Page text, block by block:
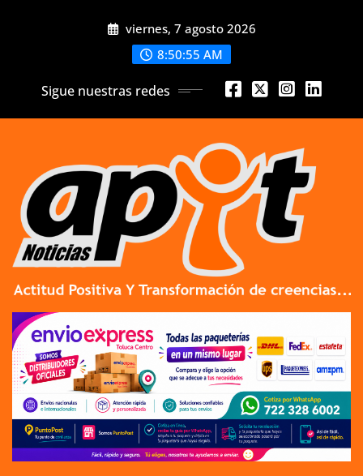
viernes, 7 agosto 2026
8:50:57 AM
Sigue nuestras redes